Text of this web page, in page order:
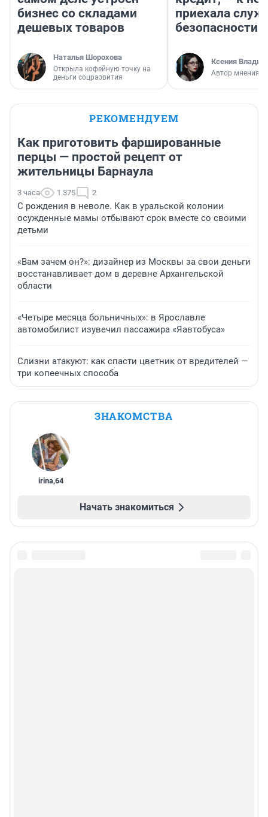
бизнес со складами
дешевых товаров
Наталья Шорохова
Открыла кофейную точку на
деньги соцразвития
приехала
безопасности
Ксения
Автор мнения
РЕКОМЕНДУЕМ
Как приготовить фаршированные
перцы — простой рецепт от
жительницы Барнаула
3 часа 1 375 2
С рождения в неволе. Как в уральской колонии
осужденные мамы отбывают срок вместе со своими
детьми
«Вам зачем он?»: дизайнер из Москвы за свои деньги
восстанавливает дом в деревне Архангельской
области
«Четыре месяца больничных»: в Ярославле
автомобилист изувечил пассажира «Яавтобуса»
Слизни атакуют: как спасти цветник от вредителей —
три копеечных способа
ЗНАКОМСТВА
irina,64
Начать знакомиться